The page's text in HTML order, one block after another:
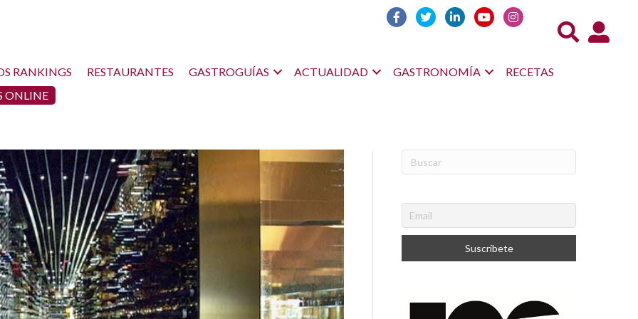
Acceso
RANKINGS RESTAURANTES GASTROGUÍAS ACTUALIDAD GASTRONOMÍA
RECETAS
ONLINE